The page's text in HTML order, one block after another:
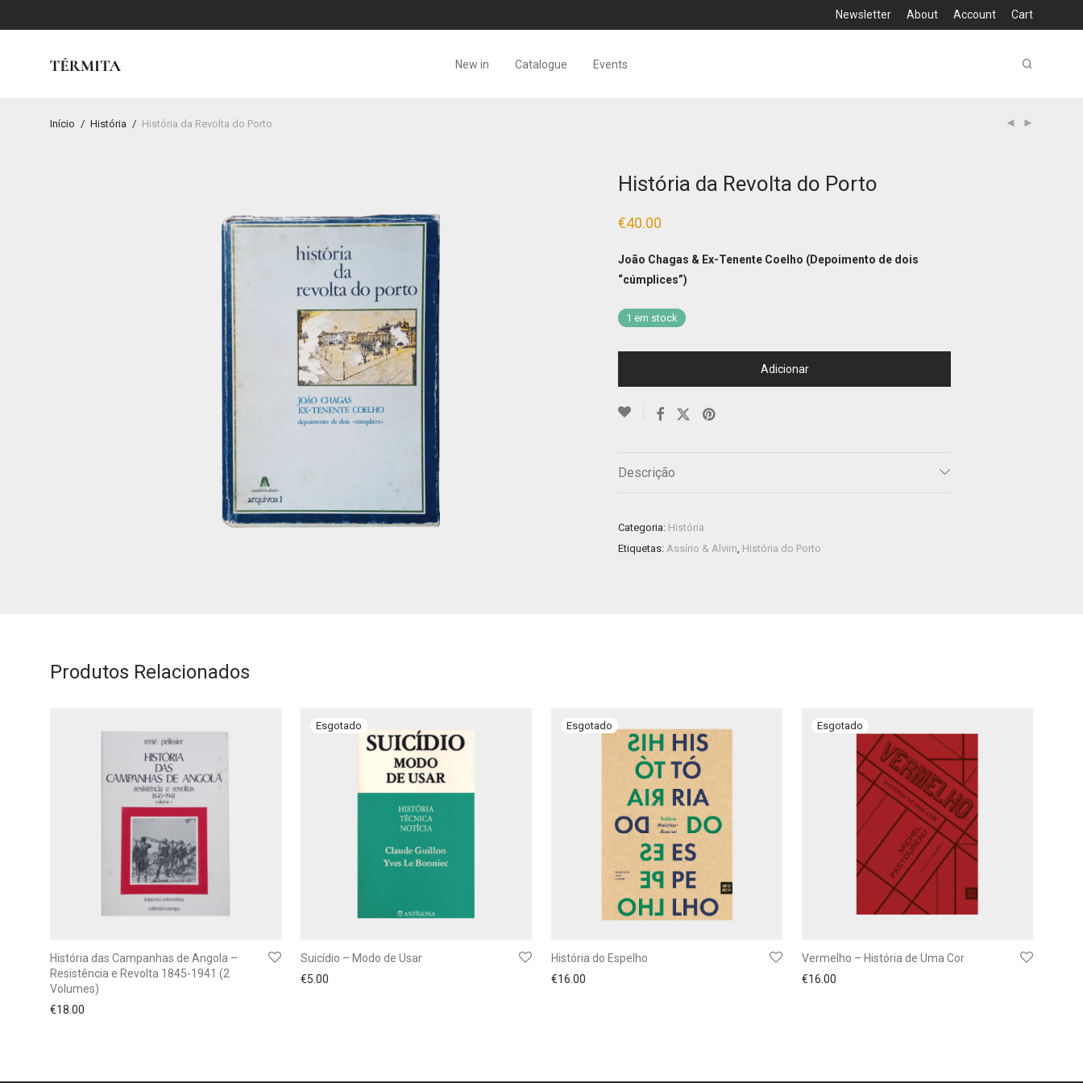
Newsletter About Account Cart
New in Catalogue Events
Início / História / História da Revolta do Porto
História da Revolta do Porto
€40.00
João Chagas & Ex-Tenente Coelho (Depoimento de dois
“cúmplices”)
1 em stock
Adicionar
Descrição
Categoria: História
Etiquetas: Assírio & Alvim, História do Porto
Produtos Relacionados
História das Campanhas de Angola –
Resistência e Revolta 1845-1941 (2
Volumes)
€18.00
Suicídio – Modo de Usar
€5.00
História do Espelho
€16.00
Vermelho – História de Uma Cor
€16.00